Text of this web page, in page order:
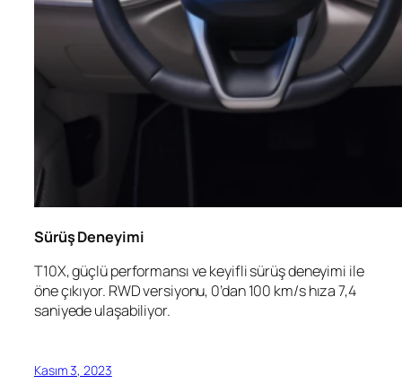
Sürüş Deneyimi
T10X, güçlü performansı ve keyifli sürüş deneyimi ile
öne çıkıyor. RWD versiyonu, 0’dan 100 km/s hıza 7,4
saniyede ulaşabiliyor.
Kasım 3, 2023